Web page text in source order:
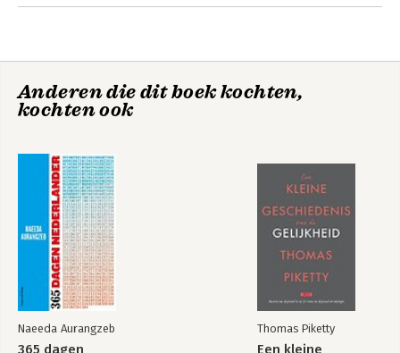
Beter leren kijken Beter leren kijken
Hoop voor de toekomst
Woord van dank
Anderen die dit boek kochten,
kochten ook
Naeeda Aurangzeb Thomas Piketty